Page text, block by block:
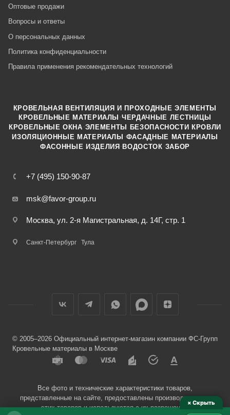
Оптовые продажи
Вопросы и ответы
О персональных данных
Политика конфиденциальности
Правила применения рекомендательных технологий
+7 (495) 150-90-87
msk@favor-group.ru
Москва, ул. 2-я Магистральная, д. 14Г, стр. 1
Санкт-Петербург Тула
КРОВЕЛЬНАЯ ВЕНТИЛЯЦИЯ И ПРОХОДНЫЕ ЭЛЕМЕНТЫ
КРОВЕЛЬНЫЕ МАТЕРИАЛЫ ·ЧЕРДАЧНЫЕ ЛЕСТНИЦЫ
КРОВЕЛЬНЫЕ ОКНА ·ЭЛЕМЕНТЫ БЕЗОПАСНОСТИ КРОВЛИ
ИЗОЛЯЦИОННЫЕ МАТЕРИАЛЫ ·ФАСАДНЫЕ МАТЕРИАЛЫ
ФАСОННЫЕ ИЗДЕЛИЯ ·ВОДОСТОК ·ЗАБОР
© 2005–2026 Официальный интернет-магазин компании ФС-Групп
Кровельные материалы в Москве
Все фото и технические характеристики товаров,
представленные на сайте, предоставлены производителями
этих товаров и используются с их разрешения.
× Скрыть